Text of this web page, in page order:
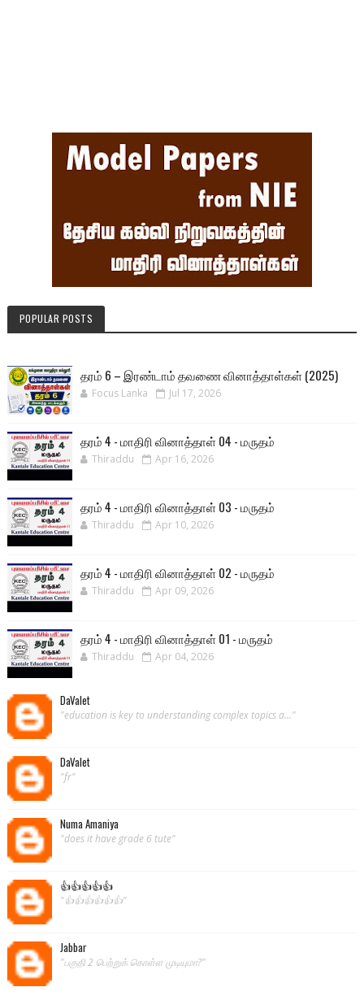
POPULAR POSTS
தரம் 6 – இரண்டாம் தவணை வினாத்தாள்கள் (2025)
Focus Lanka Jul 17, 2026
தரம் 4 - மாதிரி வினாத்தாள் 04 - மருதம்
Thiraddu Apr 16, 2026
தரம் 4 - மாதிரி வினாத்தாள் 03 - மருதம்
Thiraddu Apr 10, 2026
தரம் 4 - மாதிரி வினாத்தாள் 02 - மருதம்
Thiraddu Apr 09, 2026
தரம் 4 - மாதிரி வினாத்தாள் 01 - மருதம்
Thiraddu Apr 04, 2026
DaValet
"education is key to understanding complex topics a..."
DaValet
"fr"
Numa Amaniya
"does it have grade 6 tute"
👍👍👍👍👍
"👍👍👍👍👍👍"
Jabbar
"பகுதி 2 பெற்றுக் கொள்ள முடியுமா?"